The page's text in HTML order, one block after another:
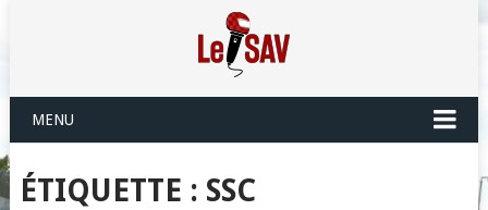
MENU
ÉTIQUETTE : SSC